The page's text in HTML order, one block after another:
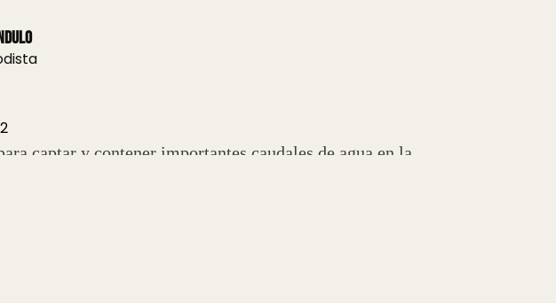
captar y contener importantes caudales de agua en la